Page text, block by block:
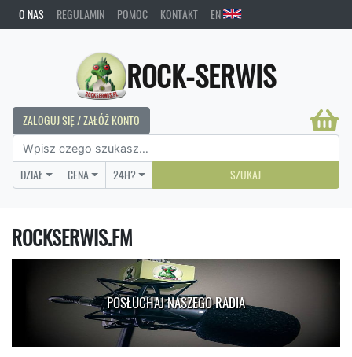
O NAS REGULAMIN POMOC KONTAKT EN
ROCK-SERWIS
ZALOGUJ SIĘ / ZAŁÓŻ KONTO
DZIAŁ CENA 24H? SZUKAJ
ROCKSERWIS.FM
POSŁUCHAJ NASZEGO RADIA